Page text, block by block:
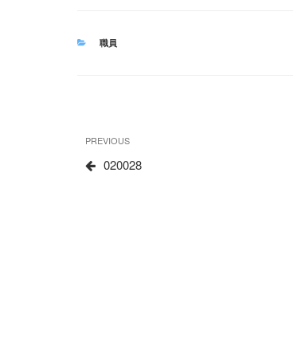
CATEGORIES
職員
文
章
Previous
Post
PREVIOUS
020028